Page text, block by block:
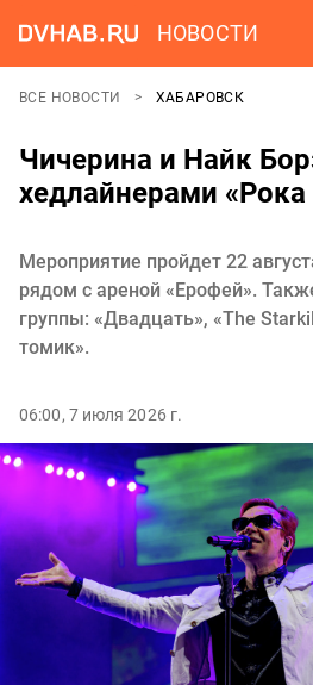
НОВОСТИ
ВСЕ НОВОСТИ ХАБАРОВСК
Чичерина и Найк
хедлайнерами
Мероприятие пройдет 22
рядом с ареной «Ерофей».
группы: «Двадцать», «The
томик».
06:00, 7 июля 2026 г.